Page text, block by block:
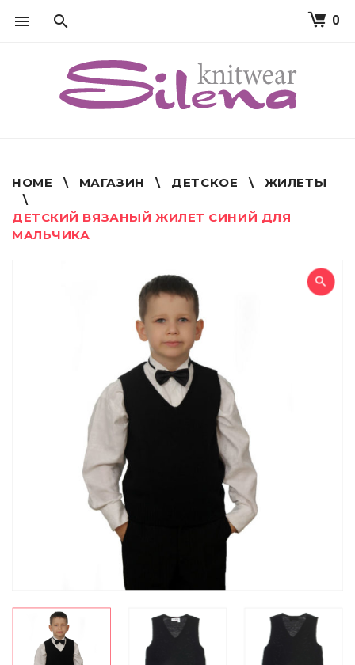
0
HOME \ МАГАЗИН \ ДЕТСКОЕ \
ЖИЛЕТЫ
\
ДЕТСКИЙ ВЯЗАНЫЙ ЖИЛЕТ СИНИЙ ДЛЯ
МАЛЬЧИКА